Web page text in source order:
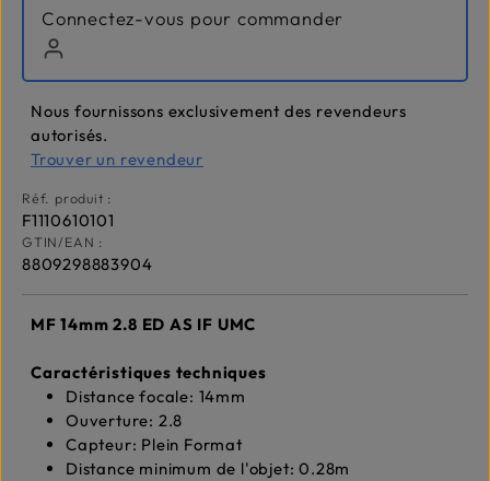
Connectez-vous pour commander
Nous fournissons exclusivement des revendeurs
autorisés.
Trouver un revendeur
Réf. produit :
F1110610101
GTIN/EAN :
8809298883904
MF 14mm 2.8 ED AS IF UMC
Caractéristiques techniques
Distance focale: 14mm
Ouverture: 2.8
Capteur: Plein Format
Distance minimum de l'objet: 0.28m